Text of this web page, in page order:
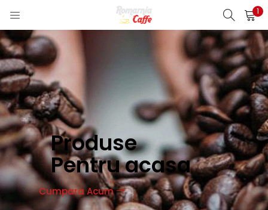
1
REGISTER
Enter your username and password to login.
Remember me
Lost password?
Produse
Pentru acasa
Cumpara Acum